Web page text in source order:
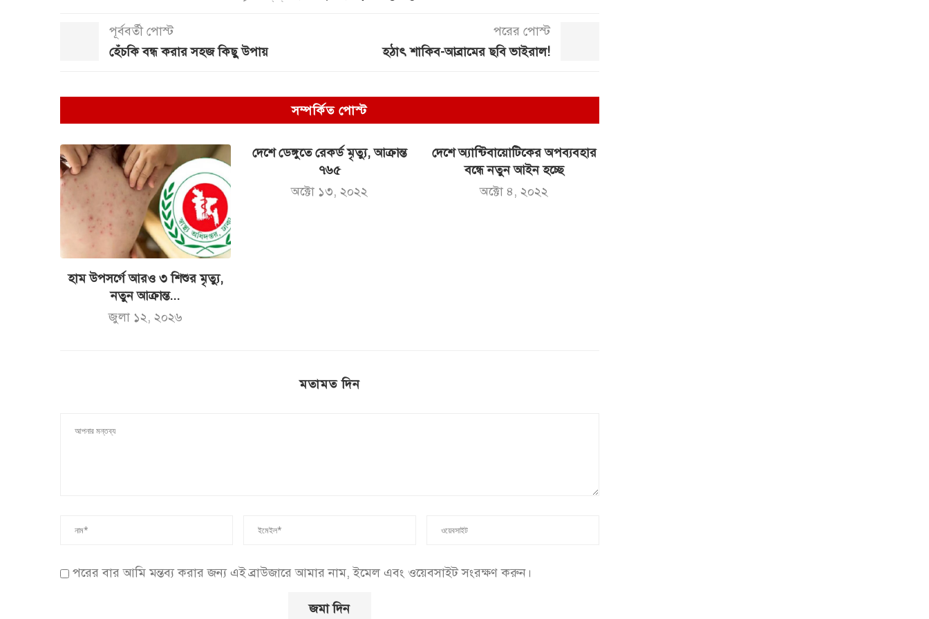
পূর্ববর্তী পোস্ট
হেঁচকি বন্ধ করার সহজ কিছু উপায়
পরের পোস্ট
হঠাৎ শাকিব-আব্রামের ছবি ভাইরাল!
সম্পর্কিত পোস্ট
হাম উপসর্গে আরও ৩ শিশুর মৃত্যু,
নতুন আক্রান্ত...
জুলা ১২, ২০২৬
দেশে ডেঙ্গুতে রেকর্ড মৃত্যু, আক্রান্ত
৭৬৫
অক্টো ১৩, ২০২২
দেশে অ্যান্টিবায়োটিকের অপব্যবহার
বন্ধে নতুন আইন হচ্ছে
অক্টো ৪, ২০২২
মতামত দিন
পরের বার আমি মন্তব্য করার জন্য এই ব্রাউজারে আমার নাম, ইমেল এবং ওয়েবসাইট সংরক্ষণ করুন।